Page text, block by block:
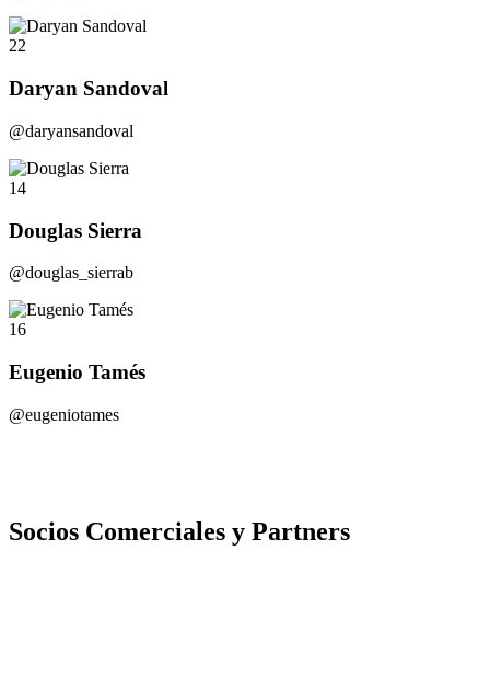
22
Daryan Sandoval
@daryansandoval
14
Douglas Sierra
@douglas_sierrab
16
Eugenio Tamés
@eugeniotames
Socios Comerciales y Partners